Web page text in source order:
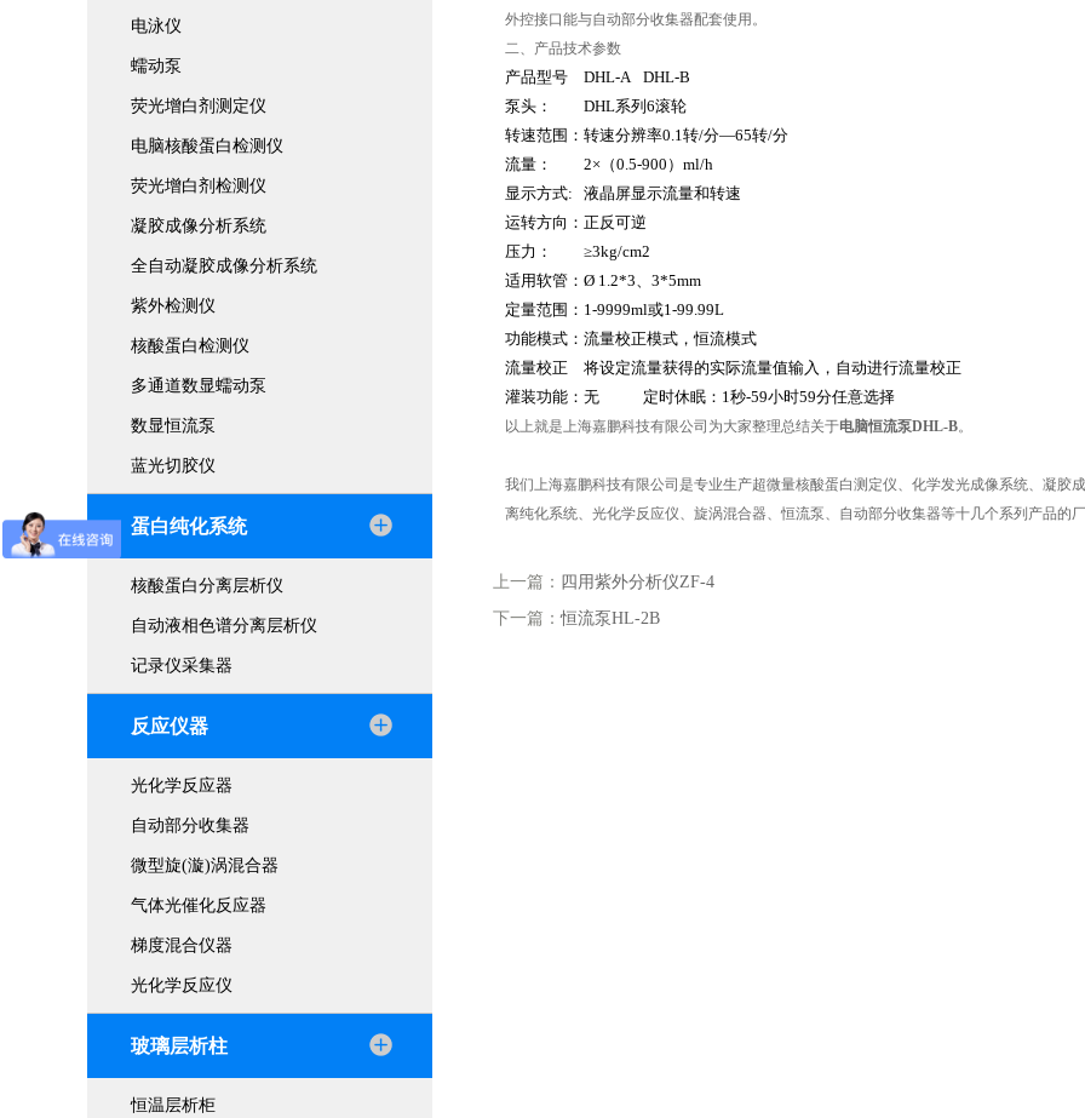
电泳仪
蠕动泵
荧光增白剂测定仪
电脑核酸蛋白检测仪
荧光增白剂检测仪
凝胶成像分析系统
全自动凝胶成像分析系统
紫外检测仪
核酸蛋白检测仪
多通道数显蠕动泵
数显恒流泵
蓝光切胶仪
蛋白纯化系统
核酸蛋白分离层析仪
自动液相色谱分离层析仪
记录仪采集器
反应仪器
光化学反应器
自动部分收集器
微型旋(漩)涡混合器
气体光催化反应器
梯度混合仪器
光化学反应仪
玻璃层析柱
恒温层析柜
外控接口能与自动部分收集器配套使用。
二、产品技术参数
产品型号 DHL-A
DHL-B
泵头：
DHL系列6滚轮
转速范围： 转速分辨率0.1转/分—65转/分
流量：
2×（0.5-900）ml/h
显示方式:
液晶屏显示流量和转速
运转方向： 正反可逆
压力：
≥3kg/cm2
适用软管： Ø 1.2*3、3*5mm
定量范围： 1-9999ml或1-99.99L
功能模式： 流量校正模式，恒流模式
流量校正
将设定流量获得的实际流量值输入，自动进行流量校正
灌装功能： 无 定时休眠：1秒-59小时59分任意选择
以上就是上海嘉鹏科技有限公司为大家整理总结关于电脑恒流泵DHL-B。
我们上海嘉鹏科技有限公司是专业生产超微量核酸蛋白测定仪、化学发光成像系统、凝
离纯化系统、光化学反应仪、旋涡混合器、恒流泵、自动部分收集器等十几个系列产品的
上一篇： 四用紫外分析仪ZF-4
下一篇：恒流泵HL-2B